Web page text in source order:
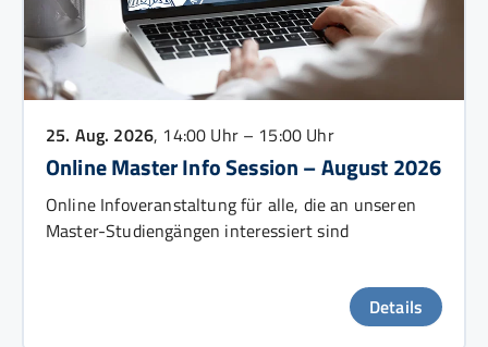
25. Aug. 2026, 14:00 Uhr – 15:00 Uhr
Online Master Info Session – August 2026
Online Infoveranstaltung für alle, die an unseren
Master-Studiengängen interessiert sind
Details